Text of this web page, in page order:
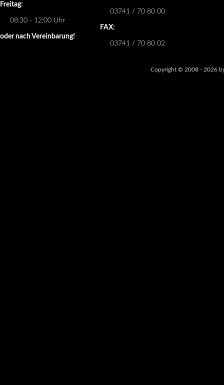
Freitag:
08:30 - 12:00 Uhr
oder nach Vereinbarung!
03741 / 70 80 00
FAX:
03741 / 70 80 02
Copyright © 2008 - 2026